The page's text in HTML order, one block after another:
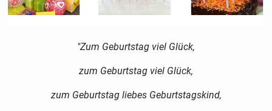
"Zum Geburtstag viel Glück,
zum Geburtstag viel Glück,
zum Geburtstag liebes Geburtstagskind,